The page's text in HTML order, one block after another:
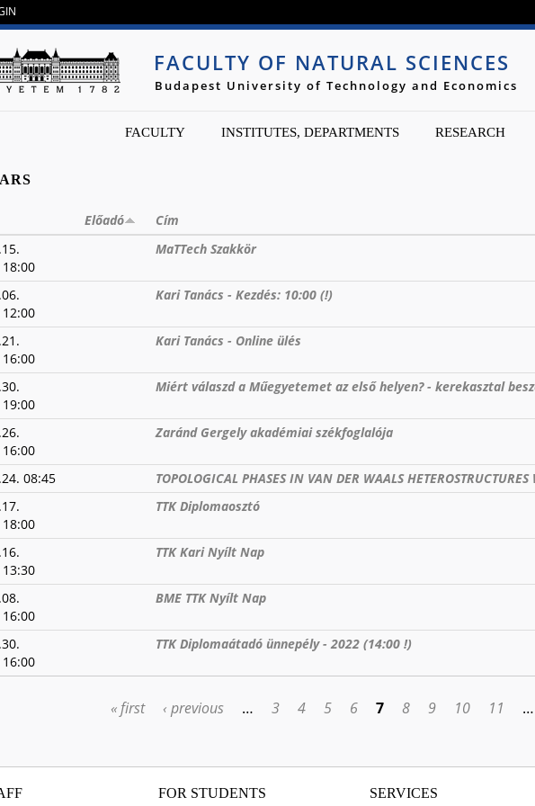
FACULTY OF NATURAL SCIENCES
Budapest University of Technology and Economics
FACULTY INSTITUTES, DEPARTMENTS RESEARCH
Előadó Cím
18:00
MaTTech Szakkör
12:00
Kari Tanács - Kezdés: 10:00 (!)
16:00
Kari Tanács - Online ülés
19:00
Miért válaszd a Műegyetemet az első helyen? - kerekasztal
16:00
Zaránd Gergely akadémiai székfoglalója
08:45
TOPOLOGICAL PHASES IN VAN DER WAALS HETEROSTRUCTURES
18:00
TTK Diplomaosztó
13:30
TTK Kari Nyílt Nap
16:00
BME TTK Nyílt Nap
16:00
TTK Diplomaátadó ünnepély - 2022 (14:00 !)
« first ‹ previous … 3 4 5 6 7 8 9 10 11 …
FOR STUDENTS SERVICES